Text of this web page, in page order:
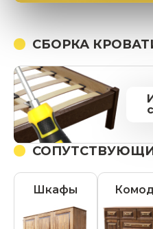
СБОРКА
Шкафы